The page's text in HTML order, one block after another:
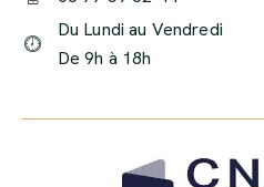
Du Lundi au Vendredi
De 9h à 18h